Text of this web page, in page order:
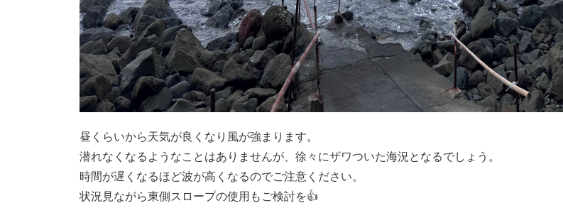
昼くらいから天気が良くなり風が強まります。
潜れなくなるようなことはありませんが、徐々にザワついた海況となるでしょう。
時間が遅くなるほど波が高くなるのでご注意ください。
状況見ながら東側スロープの使用もご検討を👍